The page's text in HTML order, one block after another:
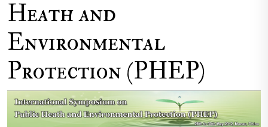
Heath and
Environmental
Protection (PHEP)